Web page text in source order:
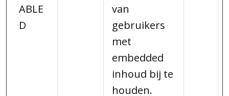
ABLE
D
van
gebruikers
met
embedded
inhoud bij te
houden.